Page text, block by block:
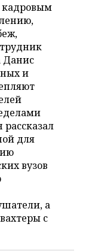
кадровым
Данис
и
для
вузов
а
с